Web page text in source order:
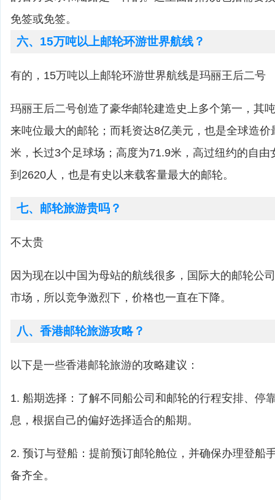
免签或免签。
六、15万吨以上邮轮环游世界航线？
有的，15万吨以上邮轮环游世界航线是玛丽王后二号
玛丽王后二号创造了豪华邮轮建造史上多个第一，其
来吨位最大的邮轮；而耗资达8亿美元，也是全球造
米，长过3个足球场；高度为71.9米，高过纽约的自由
到2620人，也是有史以来载客量最大的邮轮。
七、邮轮旅游贵吗？
不太贵
因为现在以中国为母站的航线很多，国际大的邮轮公
市场，所以竞争激烈下，价格也一直在下降。
八、香港邮轮旅游攻略？
以下是一些香港邮轮旅游的攻略建议：
1. 船期选择：了解不同船公司和邮轮的行程安排、停
息，根据自己的偏好选择适合的船期。
2. 预订与登船：提前预订邮轮舱位，并确保办理登船
备齐全。